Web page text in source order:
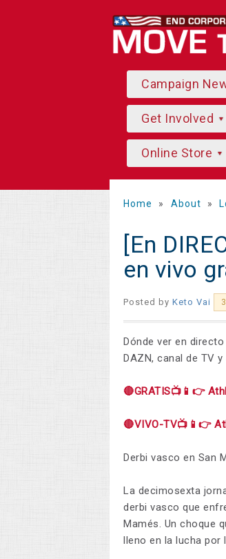
Campaign
Get Involved
Online Store
Home » About »
[En
en vivo
Posted by Keto Vai
Dónde ver en
DAZN, canal de TV
🔴GRATIS📺📱👉
🔴VIVO-TV📺📱👉
Derbi vasco en San
La decimosexta
derbi vasco que
Mamés. Un choque
lleno en la lucha por